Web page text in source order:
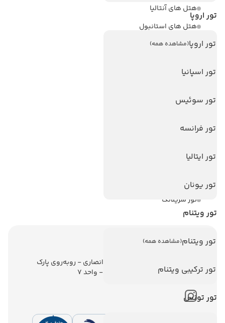
تور اروپا
تور اروپا(مشاهده همه)
تور اسپانیا
تور سوئیس
تور فرانسه
تور ایتالیا
تور یونان
تور ویتنام
تور ویتنام(مشاهده همه)
تور ترکیبی ویتنام
تور تونس
هتل های آنتالیا
هتل های استانبول
هتل های تایلند
تور استانبول
تور پوکت
تور بالی
تور سریلانکا
اطلاعات تماس
تهران - ولیعصر - نبش کوچه انصاری - روبه‌روی پارک
ملت - برج ملت - طبقه ششم - واحد 7